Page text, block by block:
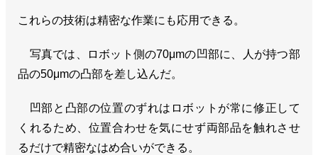
これらの技術は精密な作業にも応用できる。
写真では、ロボット側の70μmの凹部に、人が持つ部
品の50μmの凸部を差し込んだ。
凹部と凸部の位置のずれはロボットが常に修正して
くれるため、位置合わせを気にせず両部品を触れさせ
るだけで精密なはめ合いができる。